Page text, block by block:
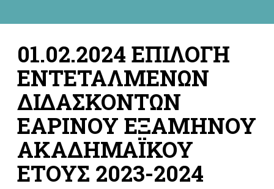
01.02.2024 ΕΠΙΛΟΓΗ
ΕΝΤΕΤΑΛΜΕΝΩΝ
ΔΙΔΑΣΚΟΝΤΩΝ
ΕΑΡΙΝΟΥ ΕΞΑΜΗΝΟΥ
ΑΚΑΔΗΜΑΪΚΟΥ
ΕΤΟΥΣ 2023-2024